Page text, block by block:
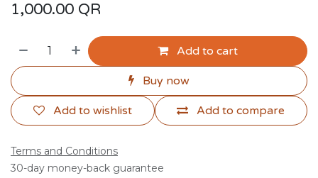
1,000.00 QR
Add to cart
Buy now
Add to compare
Add to wishlist
Terms and Conditions
30-day money-back guarantee